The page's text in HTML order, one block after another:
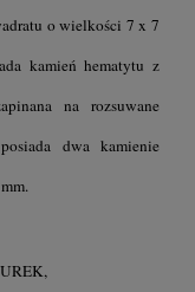
o wielkości 7 x 7
kamień hematytu z
na rozsuwane
dwa kamienie